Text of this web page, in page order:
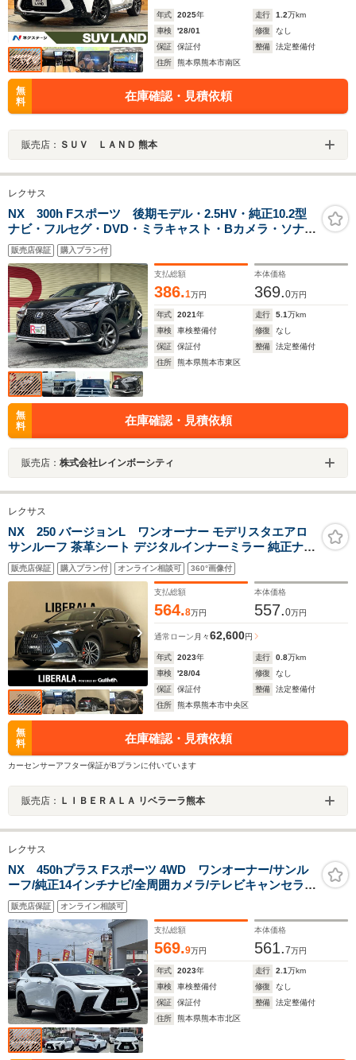
年式 2025年 走行 1.2万km
車検
'28/01 修復
なし
保証
保証付 整備
法定整備付
住所
熊本県熊本市南区
無
料
在庫確認・見積依頼
販売店： ＳＵＶ ＬＡＮＤ 熊本
レクサス
NX 300h Fスポーツ 後期モデル・2.5HV・純正10.2型
ナビ・フルセグ・DVD・ミラキャスト・Bカメラ・ソナ
ー・スマートキー・赤本革エアーシート・シートH・パワ
ーBK・3眼LED・LEDフォグ・Fスポ18AW・衝突軽減
販売店保証 購入プラン付
支払総額
386.1万円
本体価格
369.0万円
年式 2021年 走行 5.1万km
車検
車検整備付 修復
なし
保証
保証付 整備
法定整備付
住所
熊本県熊本市東区
無
料
在庫確認・見積依頼
販売店： 株式会社レインボーシティ
レクサス
NX 250 バージョンL ワンオーナー モデリスタエアロ
サンルーフ 茶革シート デジタルインナーミラー 純正ナビ
360度カメラ プリクラッシュ レーンデパーチャーアラー
ト レーンチェンジ ブラインドスポット オレンジキャリパ
販売店保証 購入プラン付 オンライン相談可 360°画像付
支払総額
564.8万円
本体価格
557.0万円
通常ローン 月々62,600円
年式 2023年 走行 0.8万km
車検
'28/04 修復
なし
保証
保証付 整備
法定整備付
住所
熊本県熊本市中央区
無
料
在庫確認・見積依頼
カーセンサーアフター保証がBプランに付いています
販売店： ＬＩＢＥＲＡＬＡ リベラーラ熊本
レクサス
NX 450hプラス Fスポーツ 4WD ワンオーナー/サンル
ーフ/純正14インチナビ/全周囲カメラ/テレビキャンセラ
ー/デジタルインナーミラー/オレンジキャリパー/革シー
ト/ワイヤレス充電/レーダークルコン/レーンキープアシス
ト/ETC
販売店保証 オンライン相談可
支払総額
569.9万円
本体価格
561.7万円
年式 2023年 走行 2.1万km
車検
車検整備付 修復
なし
保証
保証付 整備
法定整備付
住所
熊本県熊本市北区